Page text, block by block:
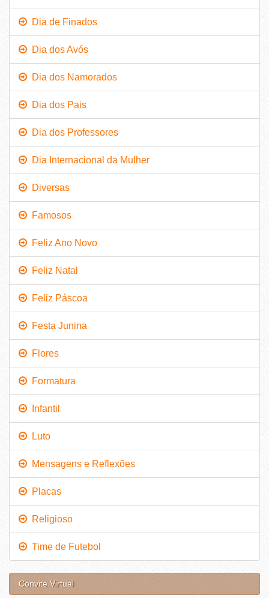
Dia de Finados
Dia dos Avós
Dia dos Namorados
Dia dos Pais
Dia dos Professores
Dia Internacional da Mulher
Diversas
Famosos
Feliz Ano Novo
Feliz Natal
Feliz Páscoa
Festa Junina
Flores
Formatura
Infantil
Luto
Mensagens e Reflexões
Placas
Religioso
Time de Futebol
Convite Virtual